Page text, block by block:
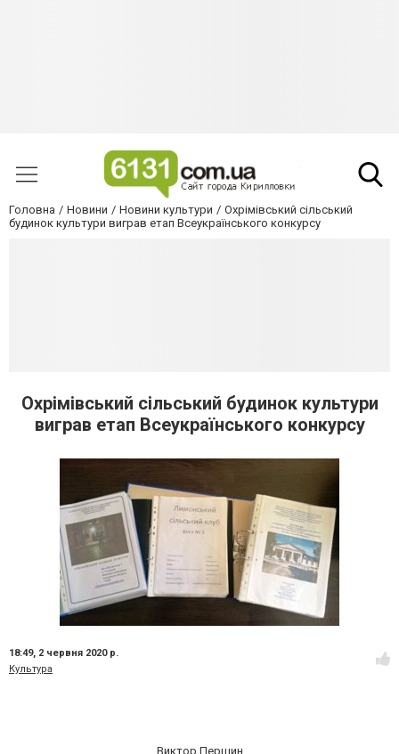
Головна Новини Новини культури
Охрімівський сільський
будинок культури виграв етап Всеукраїнського конкурсу
Охрімівський сільський будинок культури
виграв етап Всеукраїнського конкурсу
18:49, 2 червня 2020 р.
Культура
Виктор Першин